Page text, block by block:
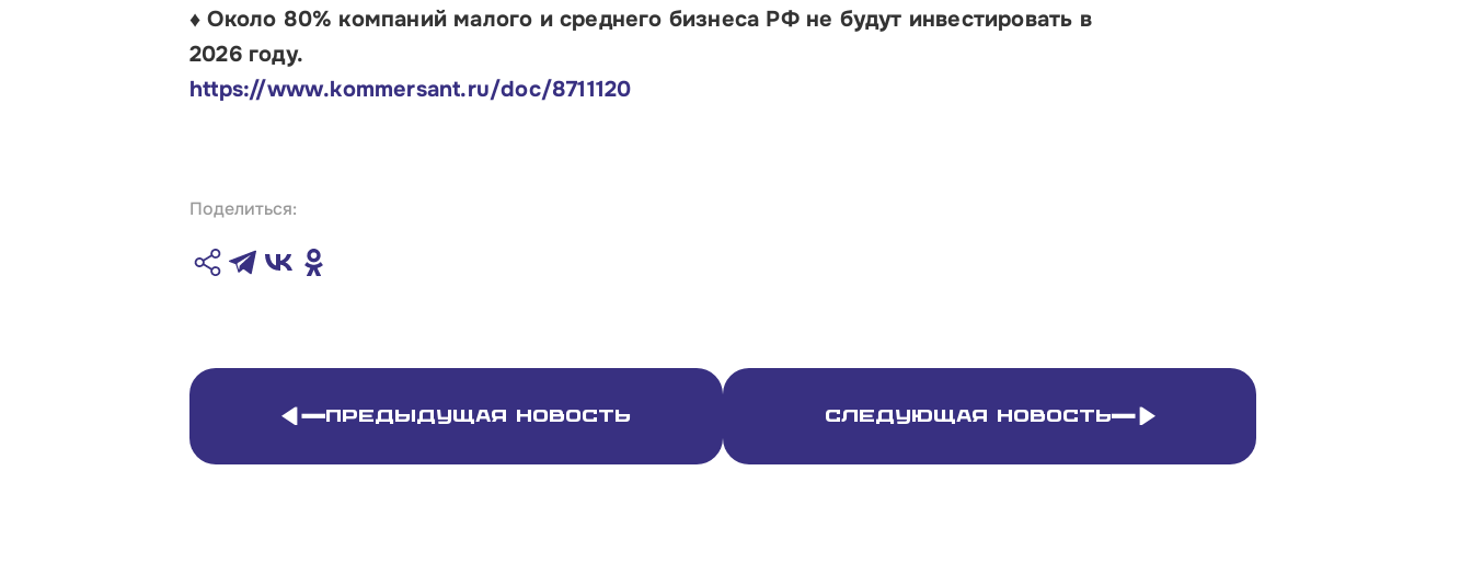
♦ Около 80% компаний малого и среднего бизнеса РФ не будут инвестировать в
2026 году.
https://www.kommersant.ru/doc/8711120
Поделиться:
Предыдущая новость Следующая новость